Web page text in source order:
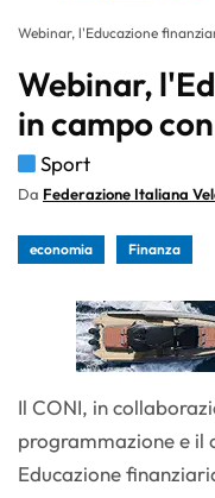
Webinar, l'Educazione
Webinar,
in campo
Sport
Da Federazione Italiana
economia Finanza
Il CONI, in
programmazione e il
Educazione